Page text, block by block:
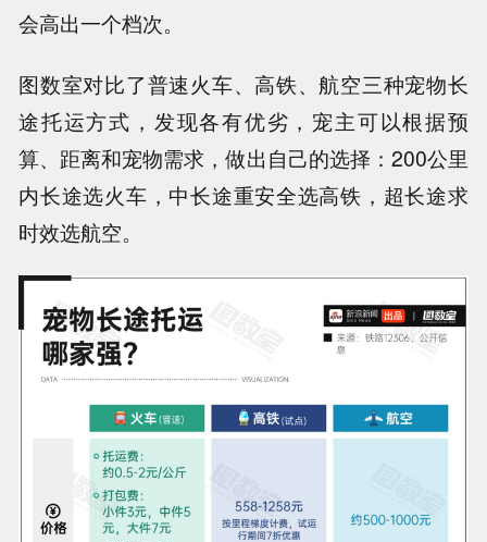
会高出一个档次。
图数室对比了普速火车、高铁、航空三种宠物长
途托运方式，发现各有优劣，宠主可以根据预
算、距离和宠物需求，做出自己的选择： 200公里
内长途选火车，中长途重安全选高铁，超长途求
时效选航空。